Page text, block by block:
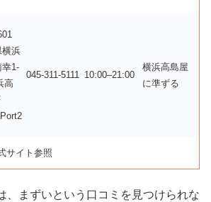
横浜
幸1-
高
045-311-5111 10:00–21:00
横浜高島屋
に準ずる
サイト参照
、まずいという口コミを見つけられな